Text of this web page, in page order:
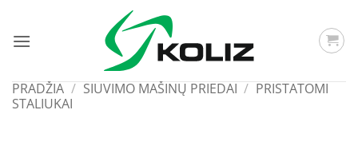
content
PRADŽIA / SIUVIMO MAŠINŲ PRIEDAI / PRISTATOMI
STALIUKAI